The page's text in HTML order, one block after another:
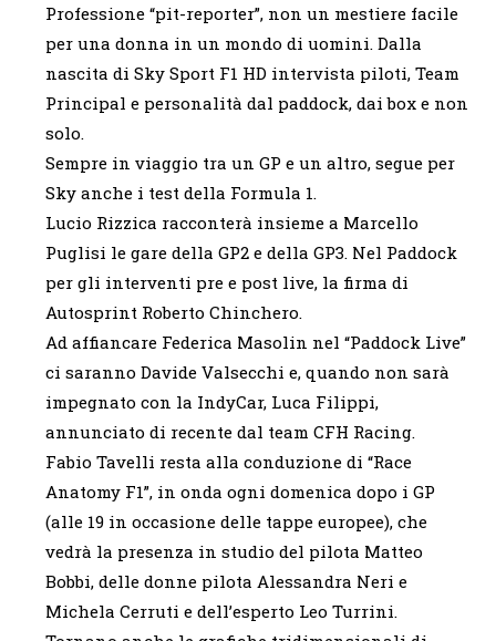
Professione “pit-reporter”, non un mestiere facile
per una donna in un mondo di uomini. Dalla
nascita di Sky Sport F1 HD intervista piloti, Team
Principal e personalità dal paddock, dai box e non
solo.
Sempre in viaggio tra un GP e un altro, segue per
Sky anche i test della Formula 1.
Lucio Rizzica racconterà insieme a Marcello
Puglisi le gare della GP2 e della GP3. Nel Paddock
per gli interventi pre e post live, la firma di
Autosprint Roberto Chinchero.
Ad affiancare Federica Masolin nel “Paddock Live”
ci saranno Davide Valsecchi e, quando non sarà
impegnato con la IndyCar, Luca Filippi,
annunciato di recente dal team CFH Racing.
Fabio Tavelli resta alla conduzione di “Race
Anatomy F1”, in onda ogni domenica dopo i GP
(alle 19 in occasione delle tappe europee), che
vedrà la presenza in studio del pilota Matteo
Bobbi, delle donne pilota Alessandra Neri e
Michela Cerruti e dell’esperto Leo Turrini.